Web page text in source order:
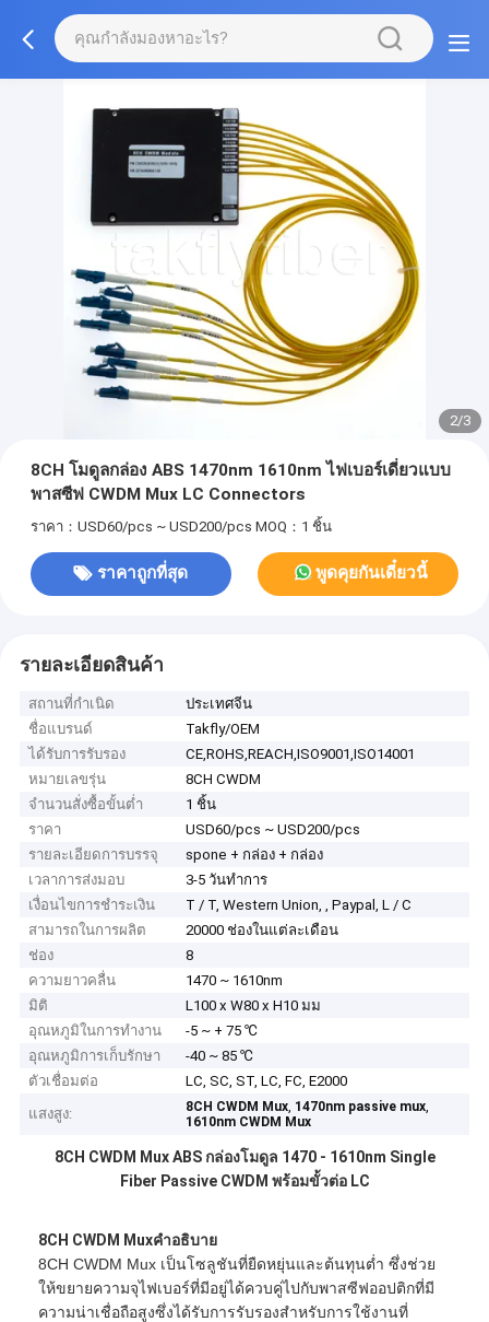
2/3
8CH โมดูลกล่อง ABS 1470nm 1610nm ไฟเบอร์เดี่ยวแบบ
พาสซีฟ CWDM Mux LC Connectors
ราคา：USD60/pcs ~ USD200/pcs MOQ：1 ชิ้น
ราคาถูกที่สุด พูดคุยกันเดี๋ยวนี้
รายละเอียดสินค้า
สถานที่กำเนิด
ประเทศจีน
ชื่อแบรนด์
Takfly/OEM
ได้รับการรับรอง
CE,ROHS,REACH,ISO9001,ISO14001
หมายเลขรุ่น
8CH CWDM
จำนวนสั่งซื้อขั้นต่ำ
1 ชิ้น
ราคา
USD60/pcs ~ USD200/pcs
รายละเอียดการบรรจุ
spone + กล่อง + กล่อง
เวลาการส่งมอบ
3-5 วันทำการ
เงื่อนไขการชำระเงิน
T / T, Western Union, , Paypal, L / C
สามารถในการผลิต
20000 ช่องในแต่ละเดือน
ช่อง
8
ความยาวคลื่น
1470 ~ 1610nm
มิติ
L100 x W80 x H10 มม
อุณหภูมิในการทำงาน
-5 ~ + 75 ℃
อุณหภูมิการเก็บรักษา
-40 ~ 85 ℃
ตัวเชื่อมต่อ
LC, SC, ST, LC, FC, E2000
แสงสูง:
8CH CWDM Mux, 1470nm passive mux,
1610nm CWDM Mux
8CH CWDM Mux ABS กล่องโมดูล 1470 - 1610nm Single
Fiber Passive CWDM พร้อมขั้วต่อ LC
8CH CWDM Muxคำอธิบาย
8CH CWDM Mux เป็นโซลูชันที่ยืดหยุ่นและต้นทุนต่ำ ซึ่งช่วย
ให้ขยายความจุไฟเบอร์ที่มีอยู่ได้ควบคู่ไปกับพาสซีฟออปติกที่มี
ความน่าเชื่อถือสูงซึ่งได้รับการรับรองสำหรับการใช้งานที่